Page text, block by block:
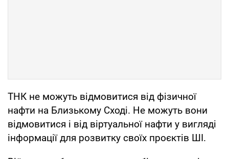
ТНК не можуть відмовитися від фізичної
нафти на Близькому Сході. Не можуть вони
відмовитися і від віртуальної нафти у вигляді
інформації для розвитку своїх проєктів ШІ.